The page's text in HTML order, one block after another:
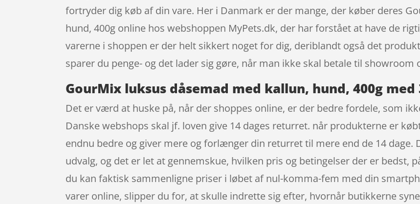
fortryder dig køb af din vare. Her i Danmark er der mange, der køber deres
hund, 400g online hos webshoppen MyPets.dk, der har forstået at have de
varerne i shoppen er der helt sikkert noget for dig, deriblandt også det
sparer du penge- og det lader sig gøre, når man ikke skal betale til showroom
GourMix luksus dåsemad med kallun, hund, 400g
Det er værd at huske på, når der shoppes online, er der bedre fordele, som
Danske webshops skal jf. loven give 14 dages returret. når produkterne er
endnu bedre og giver mere og forlænger din returret til mere end de 14 dage.
udvalg, og det er let at gennemskue, hvilken pris og betingelser der er bedst,
du kan faktisk sammenligne priser i løbet af nul-komma-fem med din
varer online, slipper du for, at skulle indrette sig efter, hvornår butikkerne